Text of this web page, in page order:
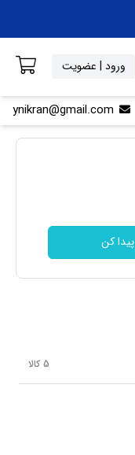
ورود | عضویت
ynikran@gmail.com
پیدا کن
5 کالا